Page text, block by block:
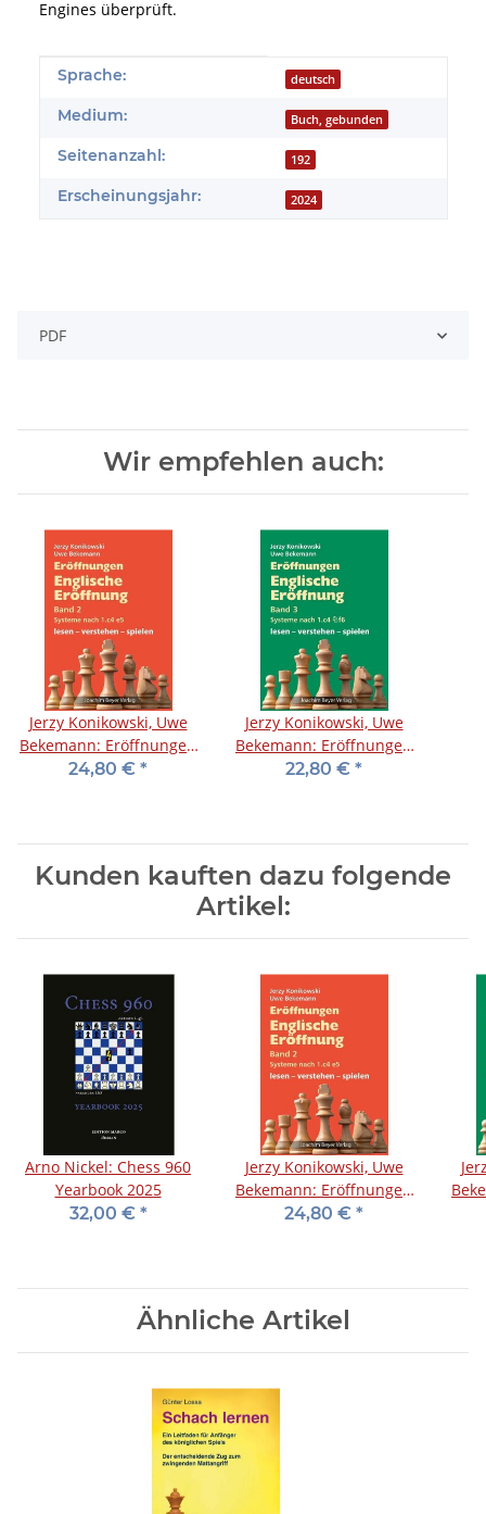
Engines überprüft.
Produkteigenschaft
Wert
Sprache: deutsch
Medium: Buch, gebunden
Seitenanzahl: 192
Erscheinungsjahr: 2024
PDF
Wir empfehlen auch:
Jerzy Konikowski, Uwe
Bekemann: Eröffnungen
- Englische Eröffnung
24,80 € *
Jerzy Konikowski, Uwe
Bekemann: Eröffnungen
- Englische Eröffnung
22,80 € *
Kunden kauften dazu folgende
Artikel:
Arno Nickel: Chess 960
Yearbook 2025
32,00 € *
Jerzy Konikowski, Uwe
Bekemann: Eröffnungen
- Englische Eröffnung
24,80 € *
Ähnliche Artikel